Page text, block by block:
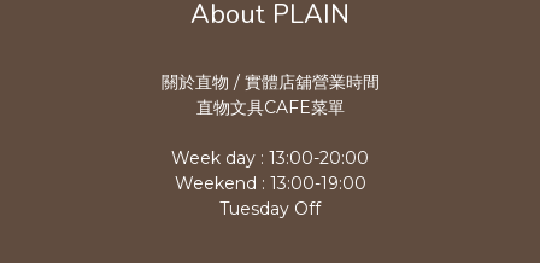
About PLAIN
關於直物 / 實體店舖營業時間
直物文具CAFE菜單
Week day : 13:00-20:00
Weekend : 13:00-19:00
Tuesday Off